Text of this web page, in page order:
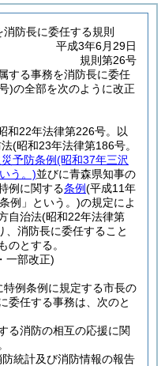
防長に委任する規則
平成3年6月29日
規則第26号
する事務を消防長に委任
)の全部を次のように改正
和22年法律第226号。以
(昭和23年法律第186号。
予防条例(昭和37年三沢
う。)並びに青森県知事の
例に関する条例(平成11年
例」という。)の規定によ
自治法(昭和22年法律第
消防長に委任すること
のとする。
一部改正)
特例条例に規定する市長の
委任する事務は、次のと
る消防の相互の応援に関
統計及び消防情報の報告